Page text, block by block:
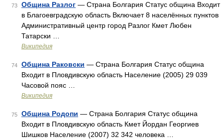
73 Община Разлог — Страна Болгария Статус община Входит
в Благоевградскую область Включает 8 населённых пунктов
Административный центр город Разлог Кмет Любен
Татарски …
Википедия
74 Община Раковски — Страна Болгария Статус община
Входит в Пловдивскую область Население (2005) 29 039
Часовой пояс …
Википедия
75 Община Родопи — Страна Болгария Статус община
Входит в Пловдивскую область Кмет Йордан Георгиев
Шишков Население (2007) 32 342 человека …